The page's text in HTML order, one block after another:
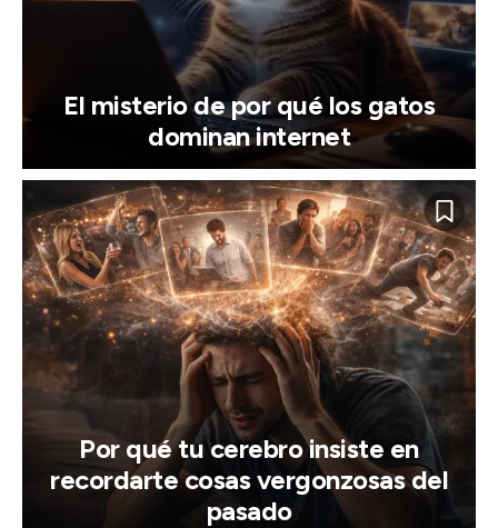
El misterio de por qué los gatos
dominan internet
Por qué tu cerebro insiste en
recordarte cosas vergonzosas del
pasado